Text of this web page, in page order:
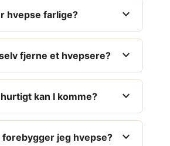
hvepse farlige? expand_more
fjerne et hvepsere? expand_more
kan I komme? expand_more
forebygger jeg hvepse? expand_more